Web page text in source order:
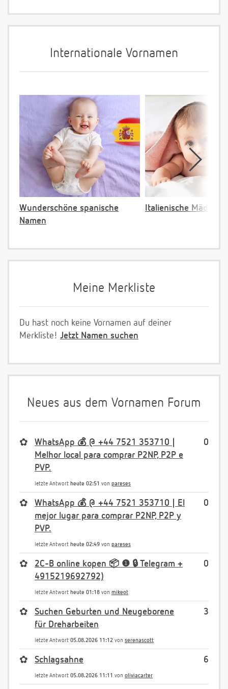
Internationale Vornamen
Wunderschöne spanische
Namen
Italienische
Meine Merkliste
Du hast noch keine Vornamen auf deiner
Merkliste! Jetzt Namen suchen
Neues aus dem Vornamen Forum
0
✿
WhatsApp 💰 @ +44 7521 353710 |
Melhor local para comprar P2NP, P2P e
PVP.
letzte Antwort heute 02:51 von pareses
0
✿
WhatsApp 💰 @ +44 7521 353710 | El
mejor lugar para comprar P2NP, P2P y
PVP.
letzte Antwort heute 02:49 von pareses
0
✿
2C-B online kopen 📦 ❶ 🔒 Telegram +
4915219692792)
letzte Antwort heute 01:18 von mikeot
3
✿
Suchen Geburten und Neugeborene
für Dreharbeiten
letzte Antwort 05.08.2026 11:12 von serenascott
6
✿ Schlagsahne
letzte Antwort 05.08.2026 11:11 von oliviacarter